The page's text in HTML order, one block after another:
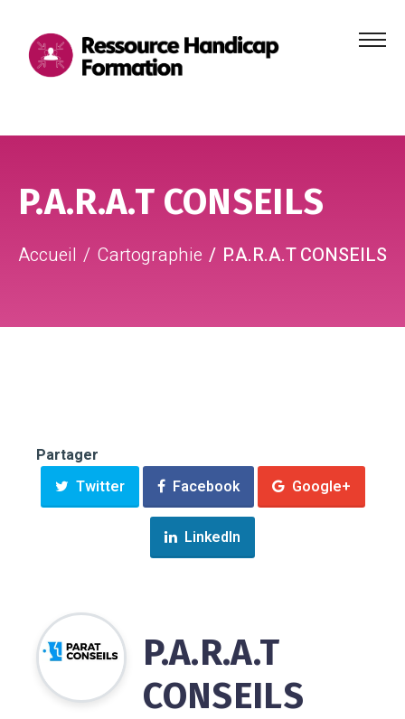
Menu
P.A.R.A.T CONSEILS
Accueil Cartographie P.A.R.A.T CONSEILS
Partager
Twitter
Facebook Google+
LinkedIn
P.A.R.A.T
CONSEILS